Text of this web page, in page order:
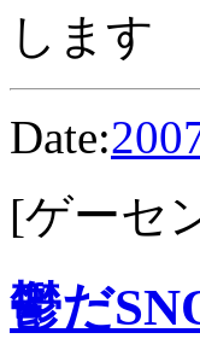
します
Date:
[ゲーセ
鬱だ